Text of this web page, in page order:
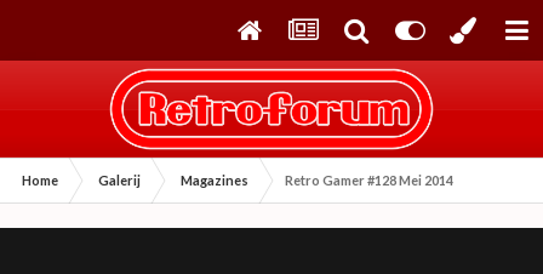
Home Galerij Magazines Retro Gamer #128 Mei 2014